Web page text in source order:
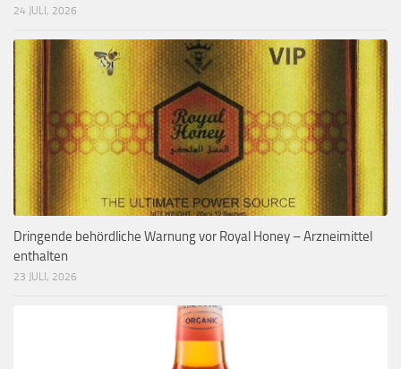
24 JULI, 2026
Dringende behördliche Warnung vor Royal Honey – Arzneimittel
enthalten
23 JULI, 2026